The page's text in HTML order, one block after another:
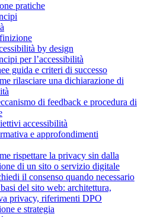
pratiche
by design
per l’accessibilità
guida e criteri di successo
rilasciare una dichiarazione di
di feedback e procedura di
accessibilità
e approfondimenti
rispettare la privacy sin dalla
di un sito o servizio digitale
il consenso quando necessario
del sito web: architettura,
privacy, riferimenti DPO
e strategia